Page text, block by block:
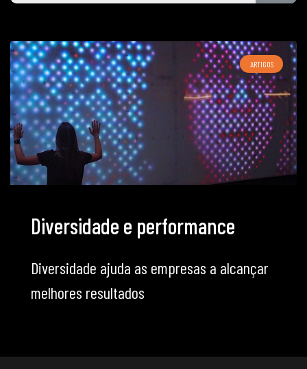
ARTIGOS
Diversidade e performance
Diversidade ajuda as empresas a alcançar
melhores resultados